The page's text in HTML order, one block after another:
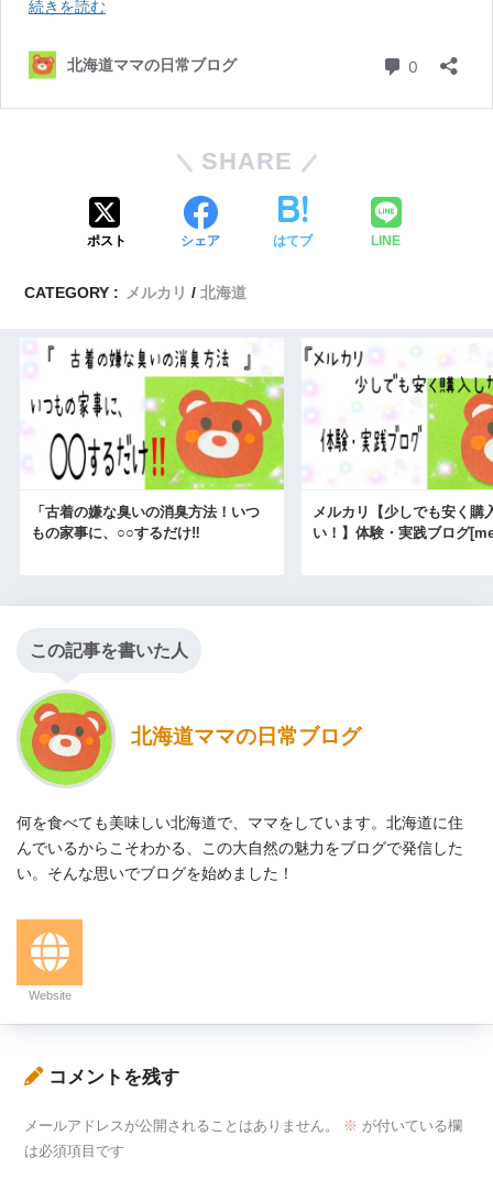
SHARE
ポスト シェア はてブ LINE
CATEGORY : メルカリ 北海道
「古着の嫌な臭いの消臭方法！いつ
もの家事に、○○するだけ‼
メルカリ【少しでも安く購
い！】体験・実践ブログ
この記事を書いた人
北海道ママの日常ブログ
何を食べても美味しい北海道で、ママをしています。北海道に住
んでいるからこそわかる、この大自然の魅力をブログで発信した
い。そんな思いでブログを始めました！
Website
コメントを残す
メールアドレスが公開されることはありません。 ※ が付いている欄
は必須項目です